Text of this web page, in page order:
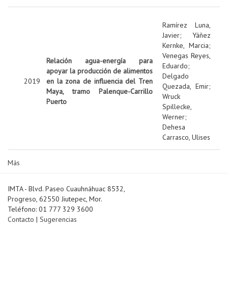
2019
Relación agua-energía para
apoyar la producción de alimentos
en la zona de influencia del Tren
Maya, tramo Palenque-Carrillo
Puerto
Ramírez Luna,
Javier; Yáñez
Kernke, Marcia;
Venegas Reyes,
Eduardo;
Delgado
Quezada, Emir;
Wruck
Spillecke,
Werner;
Dehesa
Carrasco, Ulises
Más
IMTA - Blvd. Paseo Cuauhnáhuac 8532,
Progreso, 62550 Jiutepec, Mor.
Teléfono: 01 777 329 3600
Contacto | Sugerencias